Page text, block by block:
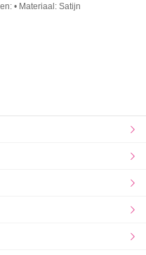
• Materiaal: Satijn